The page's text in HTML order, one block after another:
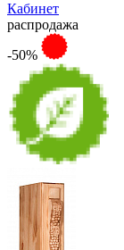
Кабинет
распродажа
-50%